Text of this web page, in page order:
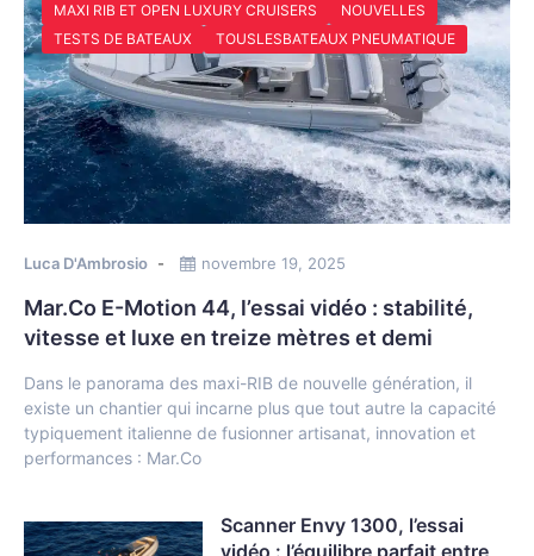
MAXI RIB ET OPEN LUXURY CRUISERS
NOUVELLES
TESTS DE BATEAUX
TOUSLESBATEAUX PNEUMATIQUE
Luca D'Ambrosio novembre 19, 2025
Mar.Co E-Motion 44, l’essai vidéo : stabilité,
vitesse et luxe en treize mètres et demi
Dans le panorama des maxi-RIB de nouvelle génération, il
existe un chantier qui incarne plus que tout autre la capacité
typiquement italienne de fusionner artisanat, innovation et
performances : Mar.Co
Scanner Envy 1300, l’essai
vidéo : l’équilibre parfait entre